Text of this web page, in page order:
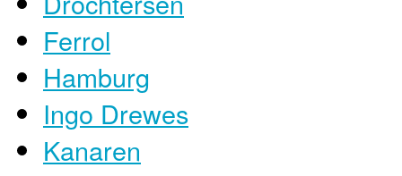
Ferrol
Hamburg
Ingo Drewes
Kanaren